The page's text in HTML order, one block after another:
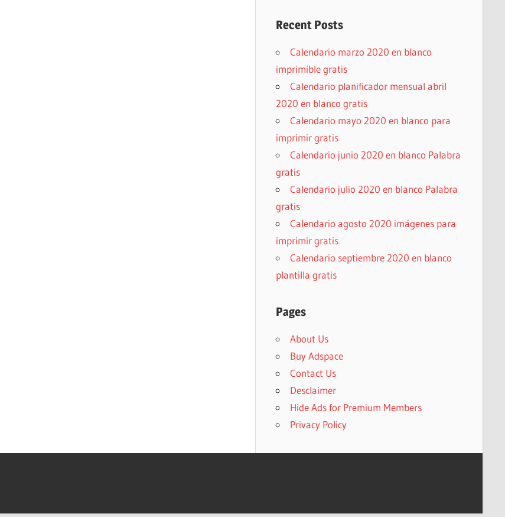
Recent Posts
Calendario marzo 2020 en blanco
imprimible gratis
Calendario planificador mensual abril
2020 en blanco gratis
Calendario mayo 2020 en blanco para
imprimir gratis
Calendario junio 2020 en blanco Palabra
gratis
Calendario julio 2020 en blanco Palabra
gratis
Calendario agosto 2020 imágenes para
imprimir gratis
Calendario septiembre 2020 en blanco
plantilla gratis
Pages
About Us
Buy Adspace
Contact Us
Desclaimer
Hide Ads for Premium Members
Privacy Policy